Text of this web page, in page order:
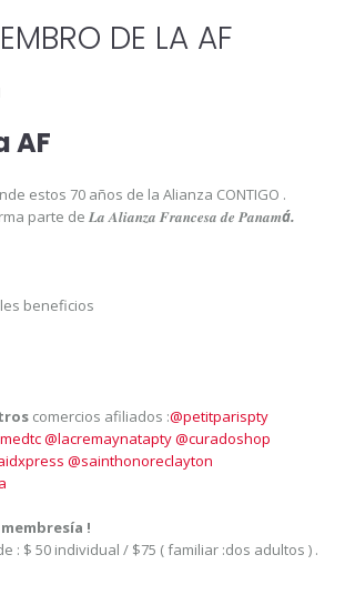
DE LA AF
AF
estos 70 años de la Alianza CONTIGO .
parte de 𝑳𝒂 𝑨𝒍𝒊𝒂𝒏𝒛𝒂 𝑭𝒓𝒂𝒏𝒄𝒆𝒔𝒂 𝒅𝒆 𝑷𝒂𝒏𝒂𝒎á.
beneficios
comercios afiliados :@petitparispty
@lacremaynatapty@curadoshop
@sainthonoreclayton
membresía !
: $ 50 individual / $75 ( familiar :dos adultos ) .